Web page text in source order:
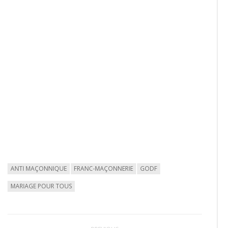
ANTI MAÇONNIQUE FRANC-MAÇONNERIE GODF
MARIAGE POUR TOUS